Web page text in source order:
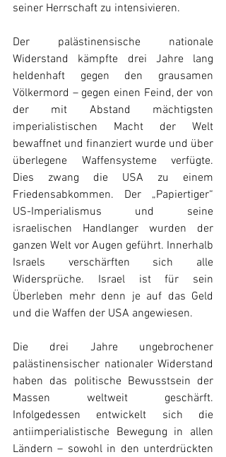
seiner Herrschaft zu intensivieren.
Der palästinensische nationale
Widerstand kämpfte drei Jahre lang
heldenhaft gegen den grausamen
Völkermord – gegen einen Feind, der von
der mit Abstand mächtigsten
imperialistischen Macht der Welt
bewaffnet und finanziert wurde und über
überlegene Waffensysteme verfügte.
Dies zwang die USA zu einem
Friedensabkommen. Der „Papiertiger“
US-Imperialismus und seine
israelischen Handlanger wurden der
ganzen Welt vor Augen geführt. Innerhalb
Israels verschärften sich alle
Widersprüche. Israel ist für sein
Überleben mehr denn je auf das Geld
und die Waffen der USA angewiesen.
Die drei Jahre ungebrochener
palästinensischer nationaler Widerstand
haben das politische Bewusstsein der
Massen weltweit geschärft.
Infolgedessen entwickelt sich die
antiimperialistische Bewegung in allen
Ländern – sowohl in den unterdrückten